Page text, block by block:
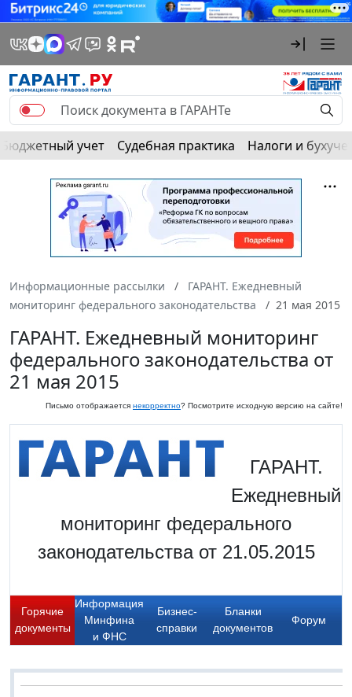
Бюджетный учет Судебная практика Налоги и
Информационные рассылки
ГАРАНТ. Ежедневный
мониторинг федерального законодательства
21 мая 2015
ГАРАНТ. Ежедневный мониторинг
федерального законодательства от
21 мая 2015
Письмо отображается некорректно? Посмотрите исходную версию на сайте!
ГАРАНТ.
Ежедневный
мониторинг федерального
законодательства от 21.05.2015
Горячие
документы
Информация
Минфина
и ФНС
Бизнес-
справки
Бланки
документов
Форум